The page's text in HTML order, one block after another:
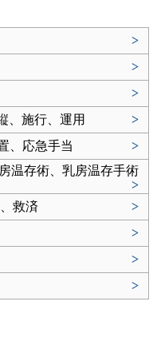
>
>
>
、施行、運用
>
、応急手当
>
温存術、乳房温存手術
>
救済
>
>
>
>